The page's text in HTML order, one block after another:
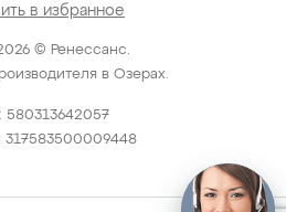
© Ренессанс.
в Озерах.
580313642057
в избранное